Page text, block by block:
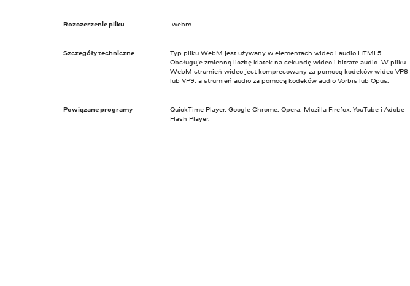
Rozszerzenie pliku .webm
Szczegóły techniczne
Typ pliku WebM jest używany w elementach wideo i audio HTML5.
Obsługuje zmienną liczbę klatek na sekundę wideo i bitrate audio. W pliku
WebM strumień wideo jest kompresowany za pomocą kodeków wideo VP8
lub VP9, a strumień audio za pomocą kodeków audio Vorbis lub Opus.
Powiązane programy
QuickTime Player, Google Chrome, Opera, Mozilla Firefox, YouTube i Adobe
Flash Player.